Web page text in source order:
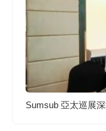
Sumsub 亞太巡展